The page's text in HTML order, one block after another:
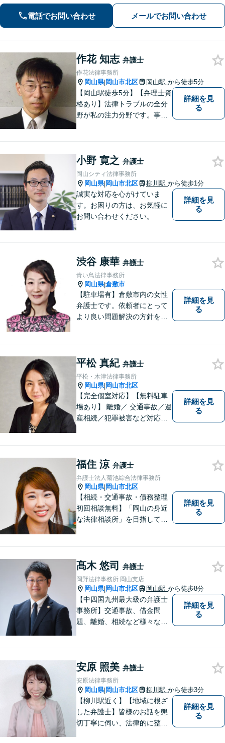
通。その他労働事件もカバー【行政事
件】学校トラブル・いじめ問題に注力
電話でお問い合わせ メールでお問い合わせ
作花 知志 弁護士
作花法律事務所
岡山県|岡山市北区 岡山駅 から徒歩5分
【岡山駅徒歩5分】【弁理士資
格あり】法律トラブルの全分
野が私の注力分野です。事務
ラス対応】【後払い対応】
【日弁連国際人権問題委員会
所属】お困りの方は、お気軽
にご相談下さい。
詳細を見
る
小野 寛之 弁護士
岡山シティ法律事務所
岡山県|岡山市北区 柳川駅 から徒歩1分
誠実な対応を心がけていま
す。お困りの方は、お気軽に
お問い合わせください。
詳細を見
る
渋谷 康華 弁護士
青い鳥法律事務所
岡山県|倉敷市
【駐車場有】倉敷市内の女性
弁護士です。依頼者にとって
より良い問題解決の方針を示
ご相談が納得のいく解決への
第一歩です。お一人で悩まず
に、お気軽にご相談くださ
い。
詳細を見
る
平松 真紀 弁護士
平松・木津法律事務所
岡山県|岡山市北区
【完全個室対応】【無料駐車
場あり】 離婚／ 交通事故／遺
産相続／犯罪被害など対応可
詳細を見
る
福住 涼 弁護士
弁護士法人菊池綜合法律事務所
岡山県|岡山市北区
【相続・交通事故・債務整理
初回相談無料】「岡山の身近
な法律相談所」を目指してい
んなささいなことでも構いま
せん。お気軽にご相談くださ
い。【土曜日も受付可能】
【専用駐車場あり】
詳細を見
る
髙木 悠司 弁護士
岡野法律事務所 岡山支店
岡山県|岡山市北区 岡山駅 から徒歩8分
【中四国九州最大級の弁護士
事務所】交通事故、借金問
題、離婚、相続など様々な問
い！
詳細を見
る
安原 照美 弁護士
安原法律事務所
岡山県|岡山市北区 柳川駅 から徒歩3分
【柳川駅近く】【地域に根ざ
した弁護士】皆様のお話を懇
切丁寧に伺い、法律的に整理
詳細を見
る